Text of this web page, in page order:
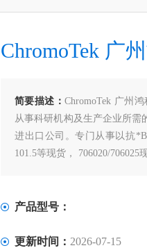
ChromoTek 广
简要描述：ChromoTek 广州
从事科研机构及生产企业所需
进出口公司。专门从事以抗
101.5等现货， 706020/706025
产品型号：
更新时间： 2026-07-15